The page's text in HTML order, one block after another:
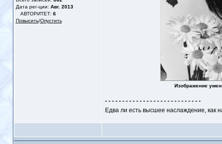
Дата рег-ции: Авг. 2013
АВТОРИТЕТ: 6
Повысить/Опустить
Изображение
- - - - - - - - - - - - - - - - - - - - - - - - - - - -
Едва ли есть высшее наслаждение, как